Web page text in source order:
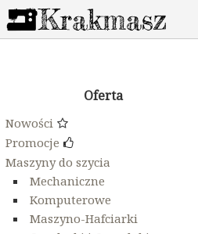
Oferta
Nowości
Promocje
Maszyny do szycia
Mechaniczne
Komputerowe
Maszyno-Hafciarki